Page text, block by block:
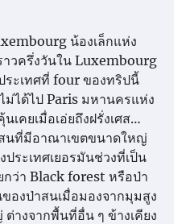
น้องเล็กแห่ง
าวครึ่งวันใน Luxembourg
ระเทศที่ four ของทริปนี้
ม่ได้ไป Paris มหานครแห่ง
คยเมื่อเอ่ยถึงฝรั่งเศส…
นที่มีอาณาเขตขนาดใหญ่
ระเทศเยอรมันช่วงที่เป็น
กว่า Black forest หรือป่า
องป่าสนเมื่อมองจากมุมสูง
างจากพื้นที่อื่น ๆ ข้างเคียง